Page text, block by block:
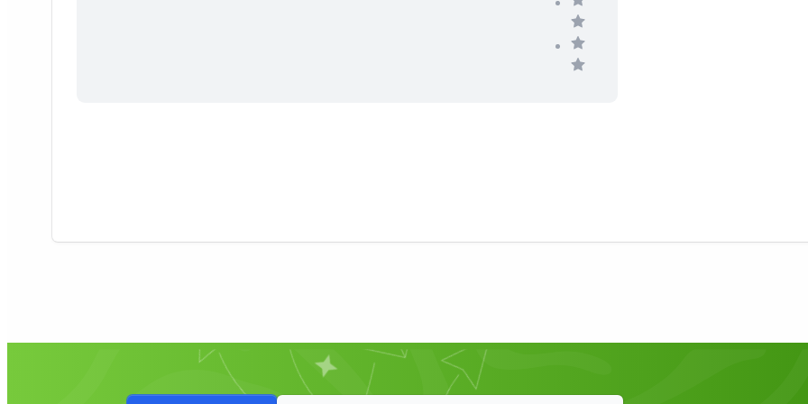
فایل‌های صوتی به همراه لغات با تصاویر مربوطه است. در کنار مطالب اصلی کتاب
نیز، تمرین، بازی و فایل‌های ویدیویی وجود دارد که از آشنایی کامل زبان دوستان با
مطالب گفته‌شده در متن اطمینان حاصل شود.
سخت‌تر از چیزی که هست، می‌کند.